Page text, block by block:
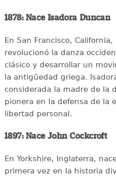
1878: Nace Isadora Duncan
En San Francisco,
revolucionó la danza
clásico y desarrollar un
la antigüedad griega.
considerada la madre de la
pionera en la defensa de la
libertad personal.
1897: Nace John Cockcroft
En Yorkshire, Inglaterra,
primera vez en la historia